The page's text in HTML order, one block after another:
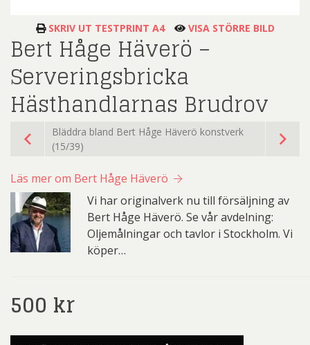
SKRIV UT TESTPRINT A4 VISA STÖRRE BILD
Bert Håge Häverö –
Serveringsbricka
Hästhandlarnas Brudrov
Bläddra bland Bert Håge Häverö konstverk
(15/39)
Läs mer om Bert Håge Häverö
Vi har originalverk nu till försäljning av
Bert Håge Häverö. Se vår avdelning:
Oljemålningar och tavlor i Stockholm. Vi
köper…
500 kr